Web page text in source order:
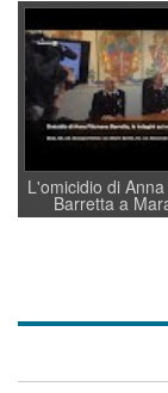
convochi con Di
a supporto della
regia al
L'omicidio di
Barretta a
indagini dei
Lavarra: più
quelle di...